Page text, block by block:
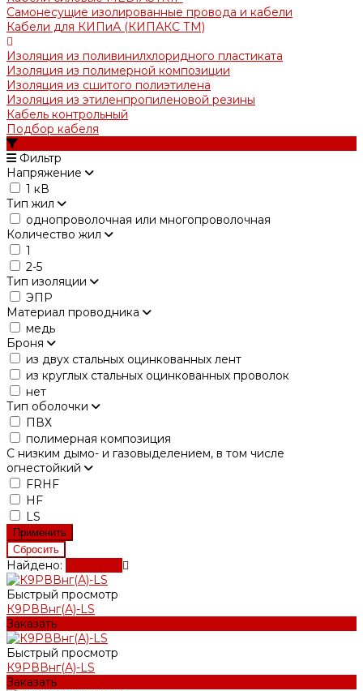
Самонесущие изолированные провода и кабели
Кабели для КИПиА (КИПАКС ТМ)
Изоляция из поливинилхлоридного пластиката
Изоляция из полимерной композиции
Изоляция из сшитого полиэтилена
Изоляция из этиленпропиленовой резины
Кабель контрольный
Подбор кабеля
Фильтр
Напряжение
1 кВ
Тип жил
однопроволочная или многопроволочная
Количество жил
1
2-5
Тип изоляции
ЭПР
Материал проводника
медь
Броня
из двух стальных оцинкованных лент
из круглых стальных оцинкованных проволок
нет
Тип оболочки
ПВХ
полимерная композиция
С низким дымо- и газовыделением, в том числе
огнестойкий
FRHF
HF
LS
Найдено:
Быстрый просмотр
К9РВВнг(А)-LS
Заказать
Быстрый просмотр
К9РВВнг(А)-LS
Заказать